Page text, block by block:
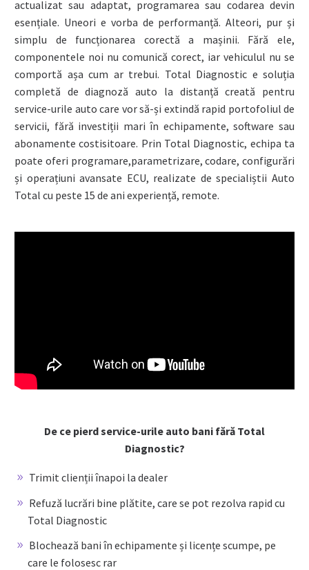
actualizat sau adaptat, programarea sau codarea devin
esențiale. Uneori e vorba de performanță. Alteori, pur și
simplu de funcționarea corectă a mașinii. Fără ele,
componentele noi nu comunică corect, iar vehiculul nu se
comportă așa cum ar trebui. Total Diagnostic e soluția
completă de diagnoză auto la distanță creată pentru
service-urile auto care vor să-și extindă rapid portofoliul de
servicii, fără investiții mari în echipamente, software sau
abonamente costisitoare. Prin Total Diagnostic, echipa ta
poate oferi programare,parametrizare, codare, configurări
și operațiuni avansate ECU, realizate de specialiștii Auto
Total cu peste 15 de ani experiență, remote.
De ce pierd service-urile auto bani fără Total
Diagnostic?
Trimit clienții înapoi la dealer
Refuză lucrări bine plătite, care se pot rezolva rapid cu
Total Diagnostic
Blochează bani în echipamente și licențe scumpe, pe
care le folosesc rar